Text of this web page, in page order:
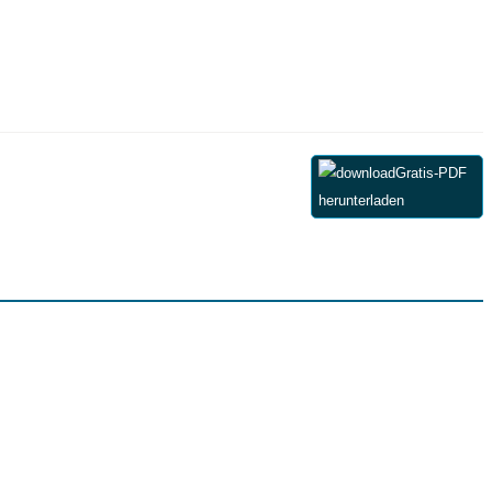
Gratis-PDF
herunterladen